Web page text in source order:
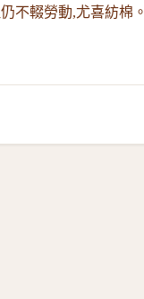
不輟勞動,尤喜紡棉。